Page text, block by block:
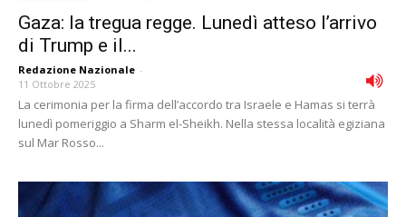
Gaza: la tregua regge. Lunedì atteso l’arrivo
di Trump e il...
Redazione Nazionale -
11 Ottobre 2025
La cerimonia per la firma dell’accordo tra Israele e Hamas si terrà
lunedì pomeriggio a Sharm el-Sheikh. Nella stessa località egiziana
sul Mar Rosso...